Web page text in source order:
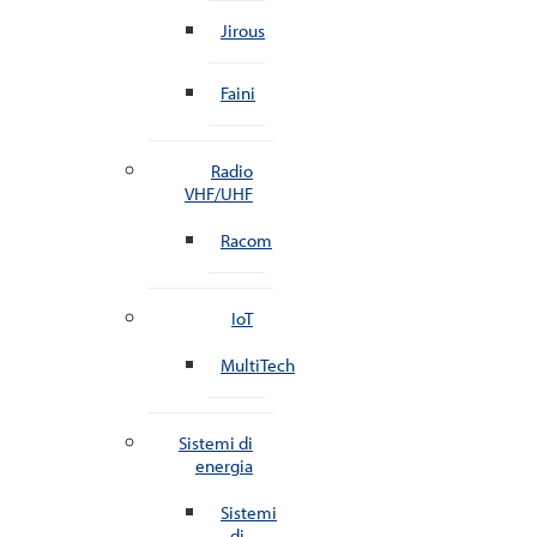
Jirous
Faini
Radio
VHF/UHF
Racom
IoT
MultiTech
Sistemi di
energia
Sistemi